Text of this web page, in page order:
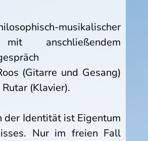
musikalischer
anschließendem
(Gitarre und Gesang)
(Klavier).
der Identität ist Eigentum
Nur im freien Fall